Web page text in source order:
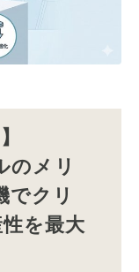
のメリ
でクリ
を最大